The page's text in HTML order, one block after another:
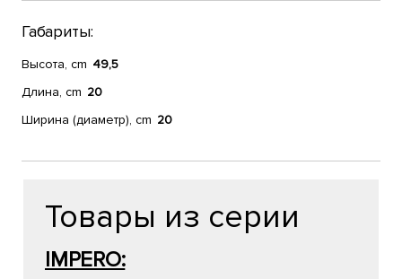
Габариты:
Высота, cm 49,5
Длина, cm 20
Ширина (диаметр), cm 20
Товары из серии
IMPERO: